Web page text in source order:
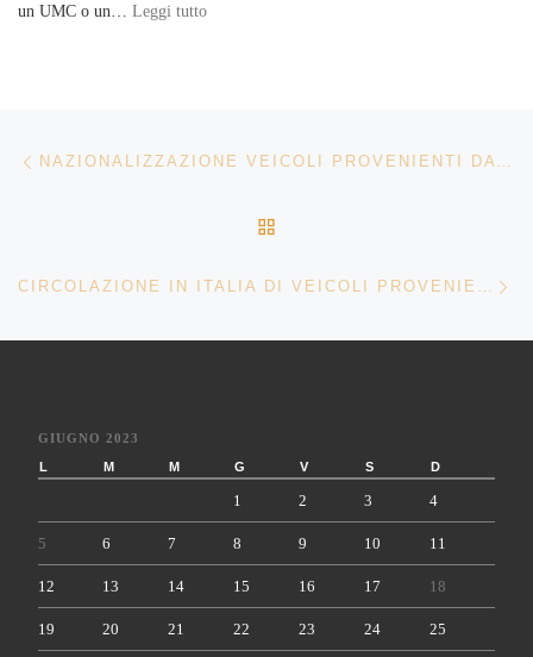
un UMC o un… Leggi tutto: Limiti temporali prenotazione operazione di
NAZIONALIZZAZIONE VEICOLI PROVENIENTI DA SAN MARINO
CIRCOLAZIONE IN ITALIA DI VEICOLI PROVENIENTI DALL’UCRAINA
GIUGNO 2023
L
M M G V S D
1 2 3 4
5 6 7 8 9 10 11
12 13 14 15 16 17 18
19 20 21 22 23 24 25